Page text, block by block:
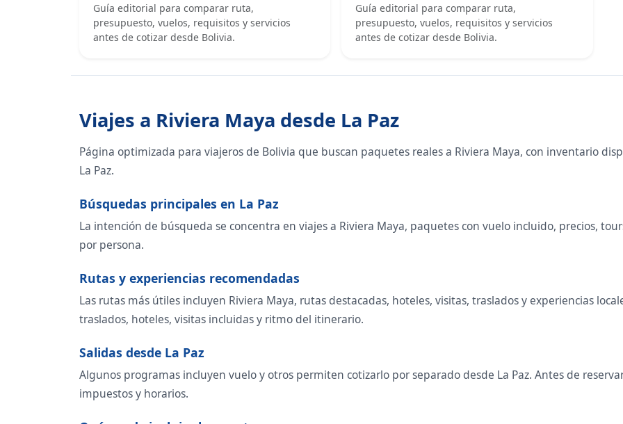
Guía editorial para comparar ruta,
presupuesto, vuelos, requisitos y servicios
antes de cotizar desde Bolivia.
Guía editorial para comparar ruta,
presupuesto, vuelos, requisitos y servicios
antes de cotizar desde Bolivia.
Viajes a Riviera Maya desde La Paz
Página optimizada para viajeros de Bolivia que buscan paquetes reales a Riviera Maya, con inventario
La Paz.
Búsquedas principales en La Paz
La intención de búsqueda se concentra en viajes a Riviera Maya, paquetes con vuelo incluido, precios,
por persona.
Rutas y experiencias recomendadas
Las rutas más útiles incluyen Riviera Maya, rutas destacadas, hoteles, visitas, traslados y experiencias
traslados, hoteles, visitas incluidas y ritmo del itinerario.
Salidas desde La Paz
Algunos programas incluyen vuelo y otros permiten cotizarlo por separado desde La Paz. Antes de
impuestos y horarios.